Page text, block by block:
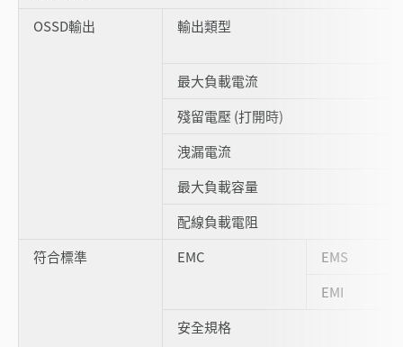
OSSD輸出
輸出類型
最大負載電流
殘留電壓 (打開時)
洩漏電流
最大負載容量
配線負載電阻
符合標準
EMC
EMS
EMI
安全規格